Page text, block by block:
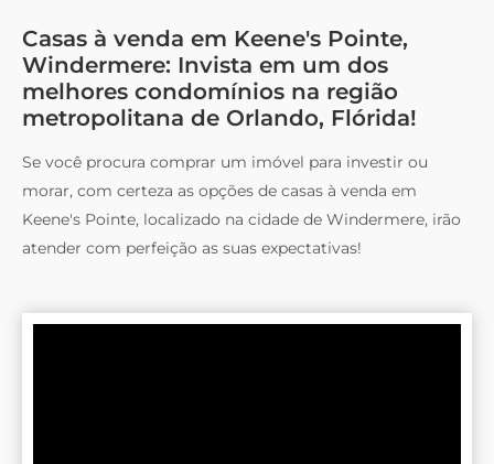
Casas à venda em Keene's Pointe,
Windermere: Invista em um dos
melhores condomínios na região
metropolitana de Orlando, Flórida!
Se você procura comprar um imóvel para investir ou
morar, com certeza as opções de casas à venda em
Keene's Pointe, localizado na cidade de Windermere, irão
atender com perfeição as suas expectativas!